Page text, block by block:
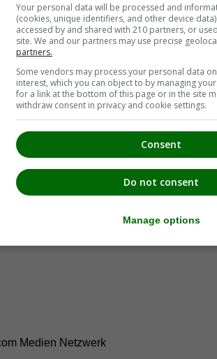
Medien Netzwerk
Your personal data will be processed and
(cookies, unique identifiers, and other device
accessed by and shared with 210 partners, or
site. We and our partners may use precise
partners.
Some vendors may process your personal data
interest, which you can object to by managing
for a link at the bottom of this page or in the site
withdraw consent in privacy and cookie settings.
Consent
Do not consent
Manage options